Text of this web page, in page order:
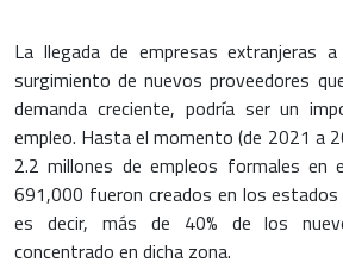
La llegada de empresas extranjeras
surgimiento de nuevos proveedores
demanda creciente, podría ser un
empleo. Hasta el momento (de 2021 a
2.2 millones de empleos formales en
691,000 fueron creados en los
es decir, más de 40% de los
concentrado en dicha zona.